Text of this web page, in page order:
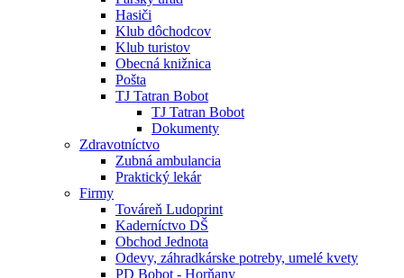
Hasiči
Klub dôchodcov
Klub turistov
Obecná knižnica
Pošta
TJ Tatran Bobot
TJ Tatran Bobot
Dokumenty
Zdravotníctvo
Zubná ambulancia
Praktický lekár
Firmy
Továreň Ludoprint
Kaderníctvo DŠ
Obchod Jednota
Odevy, záhradkárske potreby, umelé kvety
PD Bobot - Horňany